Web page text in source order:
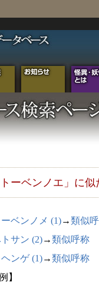
トーベンノエ」に
ベンノメ (1)→類似
サン (2)→類似呼称
ンゲ (1)→類似呼称
】